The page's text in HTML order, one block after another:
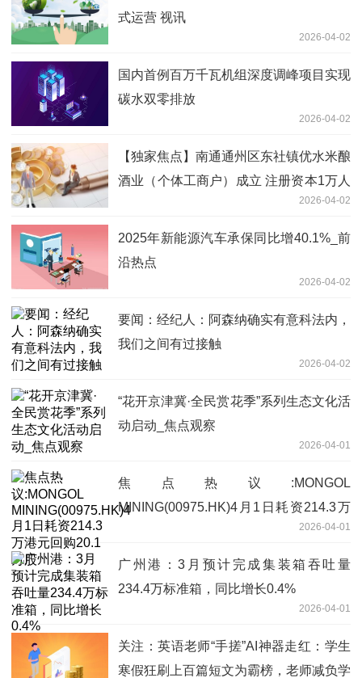
式运营 视讯
2026-04-02
国内首例百万千瓦机组深度调峰项目实现
碳水双零排放
2026-04-02
【独家焦点】南通通州区东社镇优水米酿
酒业（个体工商户）成立 注册资本1万人
2026-04-02
2025年新能源汽车承保同比增40.1%_前
沿热点
2026-04-02
要闻：经纪人：阿森纳确实有意科法内，
我们之间有过接触
2026-04-02
“花开京津冀·全民赏花季”系列生态文化活
动启动_焦点观察
2026-04-01
焦点热议:MONGOL
MINING(00975.HK)4月1日耗资214.3万
2026-04-01
广州港：3月预计完成集装箱吞吐量
234.4万标准箱，同比增长0.4%
2026-04-01
关注：英语老师“手搓”AI神器走红：学生
寒假狂刷上百篇短文为霸榜，老师减负学